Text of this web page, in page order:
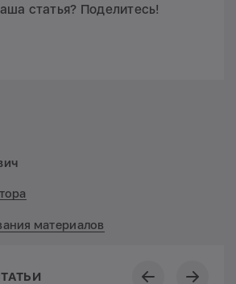
статья? Поделитесь!
материалов